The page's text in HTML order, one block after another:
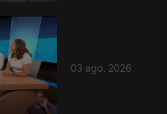
03 ago. 2026